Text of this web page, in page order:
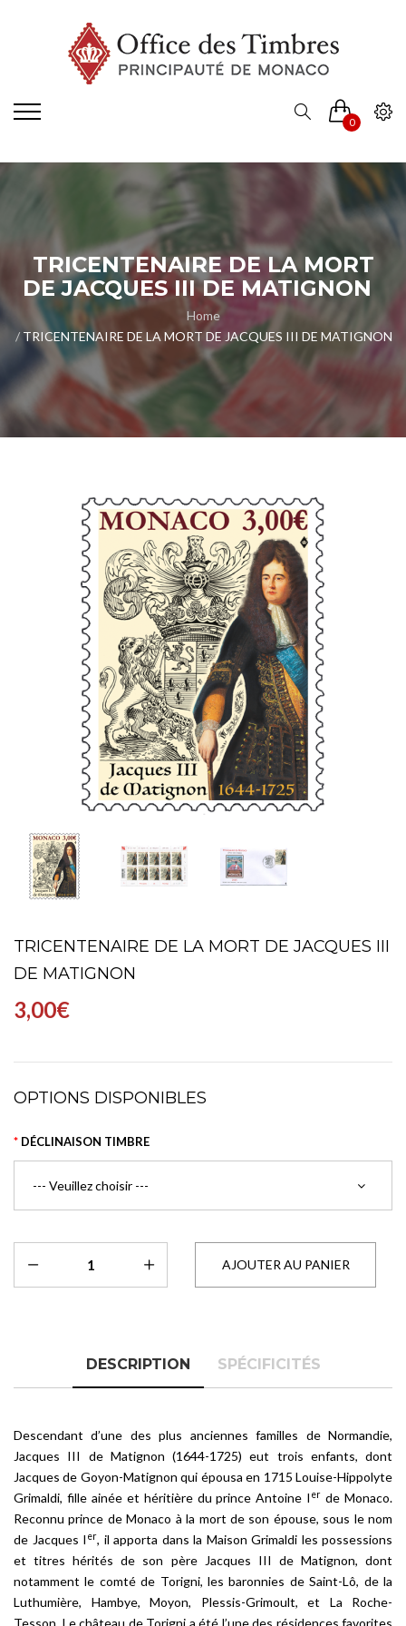
0
TRICENTENAIRE DE LA MORT
DE JACQUES III DE MATIGNON
Home
TRICENTENAIRE DE LA MORT DE JACQUES III DE MATIGNON
TRICENTENAIRE DE LA MORT DE JACQUES III
DE MATIGNON
3,00€
OPTIONS DISPONIBLES
DÉCLINAISON TIMBRE
DESCRIPTION SPÉCIFICITÉS
Descendant d’une des plus anciennes familles de Normandie,
Jacques III de Matignon (1644-1725) eut trois enfants, dont
Jacques de Goyon-Matignon qui épousa en 1715 Louise-Hippolyte
Grimaldi, fille ainée et héritière du prince Antoine I er de Monaco.
Reconnu prince de Monaco à la mort de son épouse, sous le nom
de Jacques I er, il apporta dans la Maison Grimaldi les possessions
et titres hérités de son père Jacques III de Matignon, dont
notamment le comté de Torigni, les baronnies de Saint-Lô, de la
Luthumière, Hambye, Moyon, Plessis-Grimoult, et La Roche-
Tesson. Le château de Torigni a été l’une des résidences favorites